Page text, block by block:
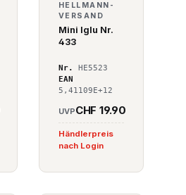
HELLMANN-
VERSAND
Mini Iglu Nr.
433
Nr.
HE5523
EAN
5,41109E+12
UVPCHF 19.90
Händlerpreis
nach Login